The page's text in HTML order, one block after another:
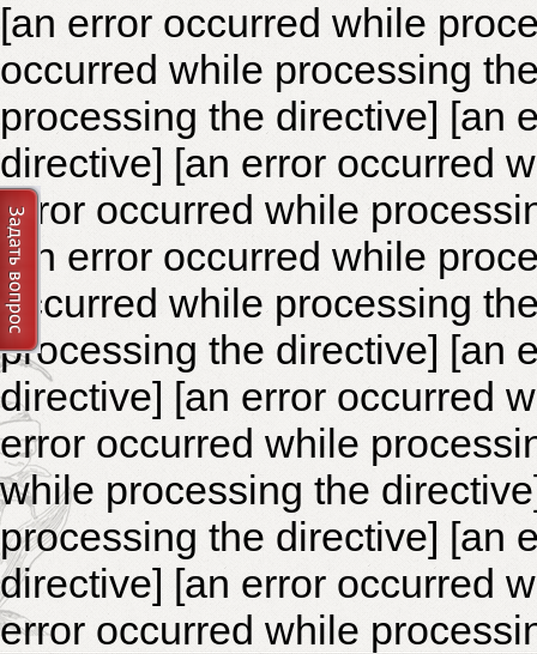
[an error occurred while
occurred while processing
processing the directive] [an
directive] [an error occurred
error occurred while
[an error occurred while
occurred while processing
processing the directive] [an
directive] [an error occurred
error occurred while
while processing the
processing the directive] [an
directive] [an error occurred
error occurred while